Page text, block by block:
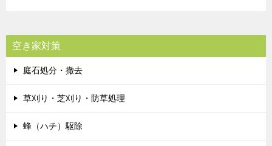
空き家対策
庭石処分・撤去
草刈り・芝刈り・防草処理
蜂（ハチ）駆除